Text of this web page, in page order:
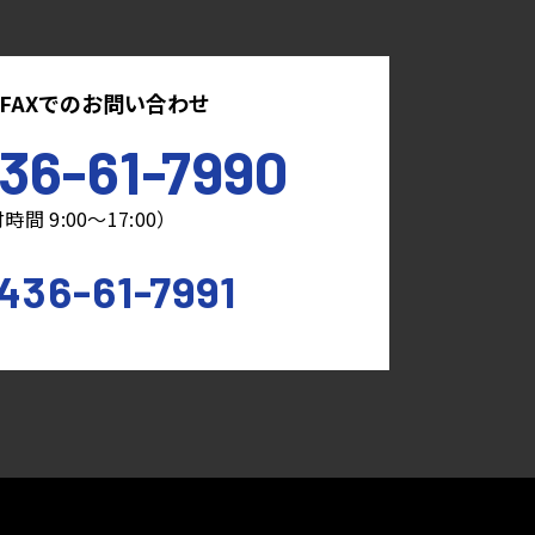
でのお問い合わせ
61-7990
間 9:00～17:00）
61-7991